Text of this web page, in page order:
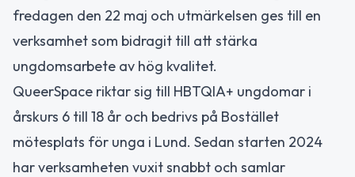
fredagen den 22 maj och utmärkelsen ges till en
verksamhet som bidragit till att stärka
ungdomsarbete av hög kvalitet.
QueerSpace riktar sig till HBTQIA+ ungdomar i
årskurs 6 till 18 år och bedrivs på Bostället
mötesplats för unga i Lund. Sedan starten 2024
har verksamheten vuxit snabbt och samlar